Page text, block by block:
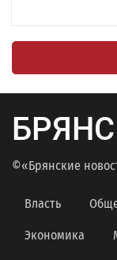
©«Брянские
Власть
Экономика